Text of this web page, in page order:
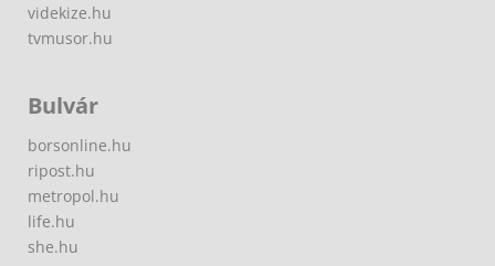
videkize.hu
tvmusor.hu
Bulvár
borsonline.hu
ripost.hu
metropol.hu
life.hu
she.hu